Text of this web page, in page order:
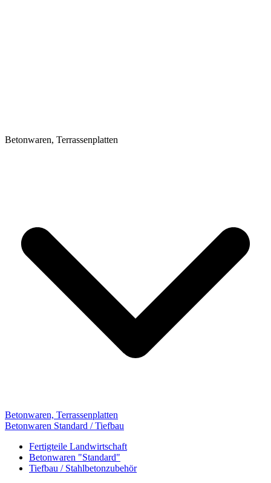
Betonwaren, Terrassenplatten
Betonwaren, Terrassenplatten
Betonwaren Standard / Tiefbau
Fertigteile Landwirtschaft
Betonwaren "Standard"
Tiefbau / Stahlbetonzubehör